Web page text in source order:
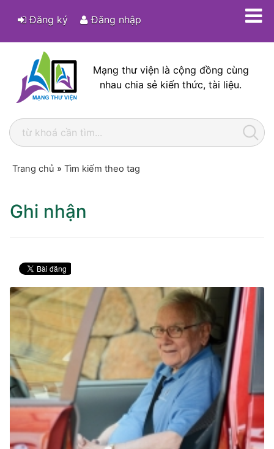
Đăng ký Đăng nhập
Mạng thư viện là cộng đồng cùng
nhau chia sẻ kiến thức, tài liệu.
Trang chủ » Tìm kiếm theo tag
Ghi nhận